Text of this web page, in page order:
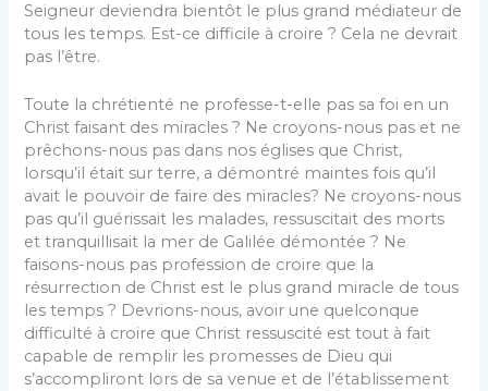
Seigneur deviendra bientôt le plus grand médiateur de
tous les temps. Est-ce difficile à croire ? Cela ne devrait
pas l’être.
Toute la chrétienté ne professe-t-elle pas sa foi en un
Christ faisant des miracles ? Ne croyons-nous pas et ne
prêchons-nous pas dans nos églises que Christ,
lorsqu’il était sur terre, a démontré maintes fois qu’il
avait le pouvoir de faire des miracles? Ne croyons-nous
pas qu’il guérissait les malades, ressuscitait des morts
et tranquillisait la mer de Galilée démontée ? Ne
faisons-nous pas profession de croire que la
résurrection de Christ est le plus grand miracle de tous
les temps ? Devrions-nous, avoir une quelconque
difficulté à croire que Christ ressuscité est tout à fait
capable de remplir les promesses de Dieu qui
s’accompliront lors de sa venue et de l’établissement